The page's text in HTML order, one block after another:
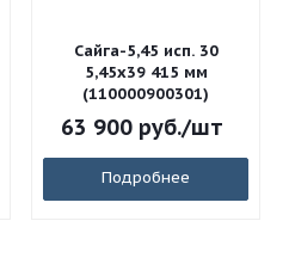
Сайга-5,45 исп. 30
5,45x39 415 мм
(110000900301)
63 900руб./шт
Подробнее